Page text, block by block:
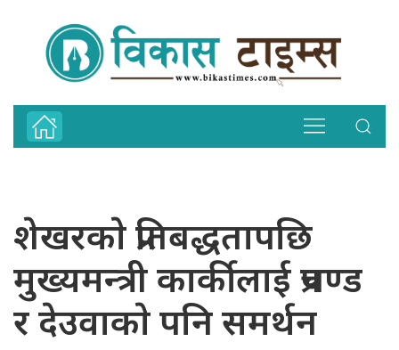
शेखरकाे प्रतिबद्धतापछि
मुख्यमन्त्री कार्कीलाई प्रचण्ड
र देउवाकाे पनि समर्थन